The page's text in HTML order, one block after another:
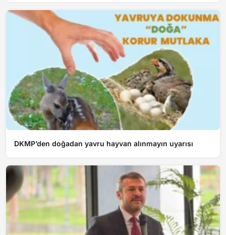
DKMP’den doğadan yavru hayvan alınmayın uyarısı